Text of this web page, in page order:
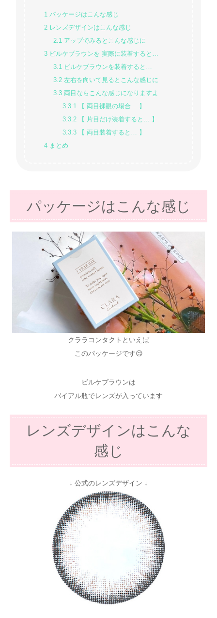
1 パッケージはこんな感じ
2 レンズデザインはこんな感じ
2.1アップでみるとこんな感じに
3 ビルケブラウンを 実際に装着すると…
3.1ビルケブラウンを装着すると…
3.2左右を向いて見るとこんな感じに
3.3両目ならこんな感じになりますよ
3.3.1【 両目裸眼の場合… 】
3.3.2【 片目だけ装着すると… 】
3.3.3【 両目装着すると… 】
4 まとめ
パッケージはこんな感じ
クララコンタクトといえば
このパッケージです😉
ビルケブラウンは
バイアル瓶でレンズが入っています
レンズデザインはこんな
感じ
↓ 公式のレンズデザイン ↓